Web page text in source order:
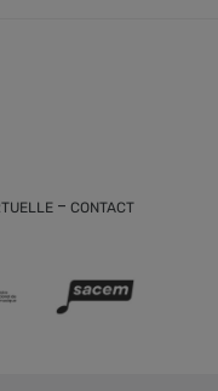
- CONTACT